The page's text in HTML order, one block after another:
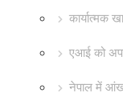
कार्यात्मक
एआई को
नेपाल में